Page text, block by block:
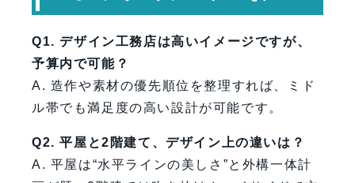
Q1. デザイン工務店は高いイメージですが、
予算内で可能？
A. 造作や素材の優先順位を整理すれば、ミド
ル帯でも満足度の高い設計が可能です。
Q2. 平屋と2階建て、デザイン上の違いは？
A. 平屋は“水平ラインの美しさ”と外構一体計